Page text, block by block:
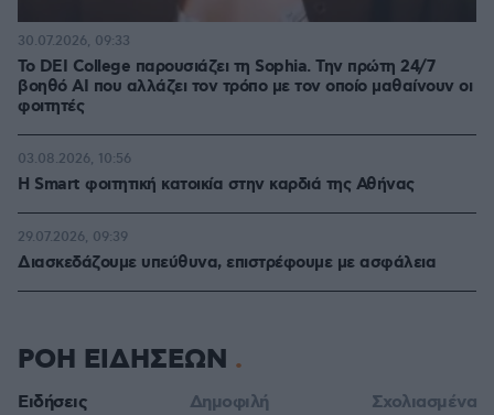
Το DEI College παρουσιάζει τη Sophia. Την πρώτη 24/7
βοηθό AI που αλλάζει τον τρόπο με τον οποίο μαθαίνουν οι
φοιτητές
30.07.2026, 09:33
Η Smart φοιτητική κατοικία στην καρδιά της Αθήνας
03.08.2026, 10:56
Διασκεδάζουμε υπεύθυνα, επιστρέφουμε με ασφάλεια
29.07.2026, 09:39
ΡΟΗ ΕΙΔΗΣΕΩΝ
Ειδήσεις Δημοφιλή Σχολιασμένα